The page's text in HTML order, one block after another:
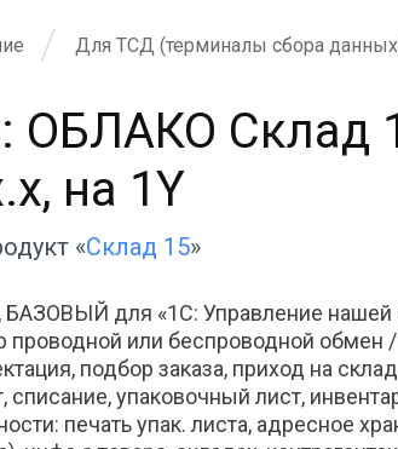
Для ТСД (терминалы сбора
ОБЛАКО
на 1Y
«Склад 15»
БАЗОВЫЙ для «1С: Управление нашей
или беспроводной обмен
подбор заказа, приход на
упаковочный лист,
печать упак. листа, адресное